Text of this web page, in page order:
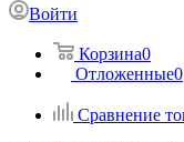
Войти
Корзина0
Отложенные0
Сравнение